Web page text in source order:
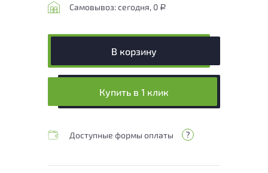
Самовывоз: сегодня, 0 Р
В корзину
Купить в 1 клик
Доступные формы оплаты